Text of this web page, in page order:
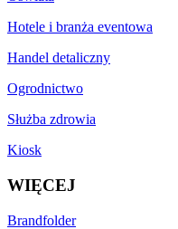
Hotele i branża eventowa
Handel detaliczny
Ogrodnictwo
Służba zdrowia
Kiosk
WIĘCEJ
Brandfolder